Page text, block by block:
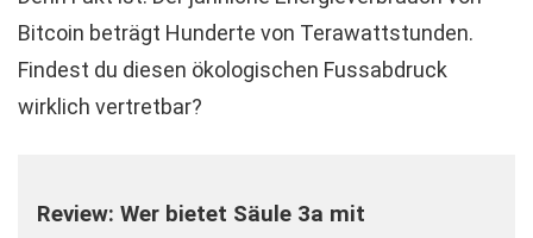
Bitcoin beträgt Hunderte von Terawattstunden.
Findest du diesen ökologischen Fussabdruck
wirklich vertretbar?
Review: Wer bietet Säule 3a mit